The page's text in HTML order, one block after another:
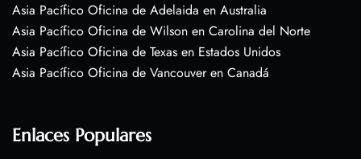
Asia Pacífico Oficina de Adelaida en Australia
Asia Pacífico Oficina de Wilson en Carolina del Norte
Asia Pacífico Oficina de Texas en Estados Unidos
Asia Pacífico Oficina de Vancouver en Canadá
Enlaces Populares